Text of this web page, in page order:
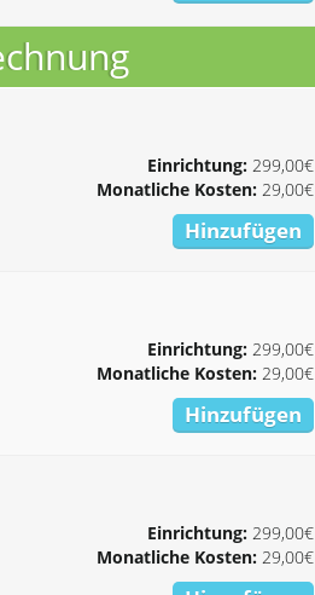
Einrichtung:299,00€
Monatliche Kosten:29,00€
Hinzufügen
Einrichtung:299,00€
Monatliche Kosten:29,00€
Hinzufügen
Einrichtung:299,00€
Monatliche Kosten:29,00€